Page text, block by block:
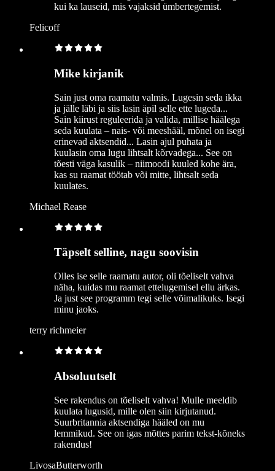
kui ka lauseid, mis vajaksid ümbertegemist.
Felicoff
Mike kirjanik
Sain just oma raamatu valmis. Lugesin seda ikka
ja jälle läbi ja siis lasin äpil selle ette lugeda...
Sain kiirust reguleerida ja valida, millise häälega
seda kuulata – nais- või meeshääl, mõnel on isegi
erinevad aktsendid... Lasin ajul puhata ja
kuulasin oma lugu lihtsalt kõrvadega... See on
tõesti väga kasulik – niimoodi kuuled kohe ära,
kas su raamat töötab või mitte, lihtsalt seda
kuulates.
Michael Rease
Täpselt selline, nagu soovisin
Olles ise selle raamatu autor, oli tõeliselt vahva
näha, kuidas mu raamat ettelugemisel ellu ärkas.
Ja just see programm tegi selle võimalikuks. Isegi
minu jaoks.
terry richmeier
Absoluutselt
See rakendus on tõeliselt vahva! Mulle meeldib
kuulata lugusid, mille olen siin kirjutanud.
Suurbritannia aktsendiga hääled on mu
lemmikud. See on igas mõttes parim tekst-kõneks
rakendus!
LivosaButterworth